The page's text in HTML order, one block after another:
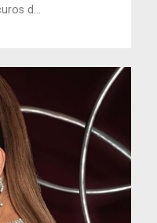
d...